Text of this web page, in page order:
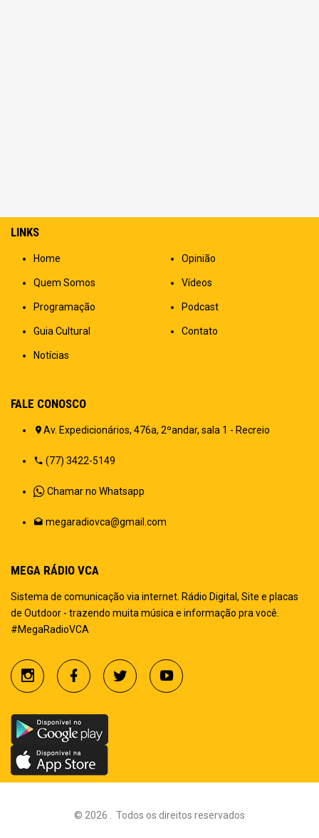
LINKS
Home
Quem Somos
Programação
Guia Cultural
Notícias
Opinião
Vídeos
Podcast
Contato
FALE CONOSCO
Av. Expedicionários, 476a, 2ºandar, sala 1 - Recreio
(77) 3422-5149
Chamar no Whatsapp
megaradiovca@gmail.com
MEGA RÁDIO VCA
Sistema de comunicação via internet. Rádio Digital, Site e placas
de Outdoor - trazendo muita música e informação pra você.
#MegaRadioVCA
© 2026 Todos os direitos reservados